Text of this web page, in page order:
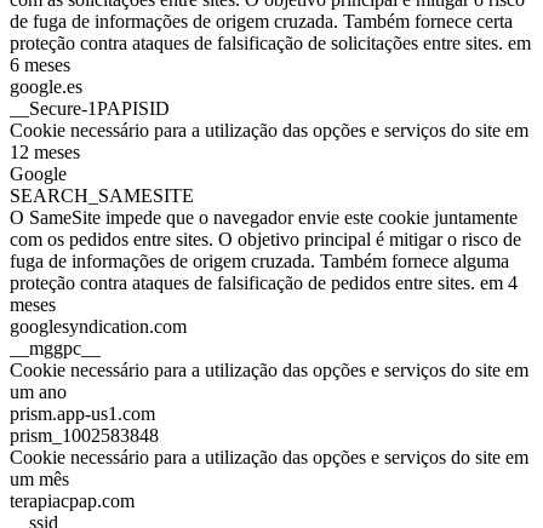
de fuga de informações de origem cruzada. Também fornece certa
proteção contra ataques de falsificação de solicitações entre sites. em
6 meses
google.es
__Secure-1PAPISID
Cookie necessário para a utilização das opções e serviços do site em
12 meses
Google
SEARCH_SAMESITE
O SameSite impede que o navegador envie este cookie juntamente
com os pedidos entre sites. O objetivo principal é mitigar o risco de
fuga de informações de origem cruzada. Também fornece alguma
proteção contra ataques de falsificação de pedidos entre sites. em 4
meses
googlesyndication.com
__mggpc__
Cookie necessário para a utilização das opções e serviços do site em
um ano
prism.app-us1.com
prism_1002583848
Cookie necessário para a utilização das opções e serviços do site em
um mês
terapiacpap.com
__ssid